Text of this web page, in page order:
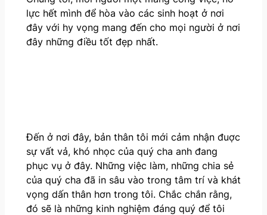
lực hết mình để hòa vào các sinh hoạt ở nơi
đây với hy vọng mang đến cho mọi người ở nơi
đây những điều tốt đẹp nhất.
Đến ở nơi đây, bản thân tôi mới cảm nhận đuợc
sự vất vả, khó nhọc của quý cha anh đang
phục vụ ở đây. Những việc làm, những chia sẻ
của quý cha đã in sâu vào trong tâm trí và khát
vọng dấn thân hơn trong tôi. Chắc chắn rằng,
đó sẽ là những kinh nghiệm đáng quý để tôi